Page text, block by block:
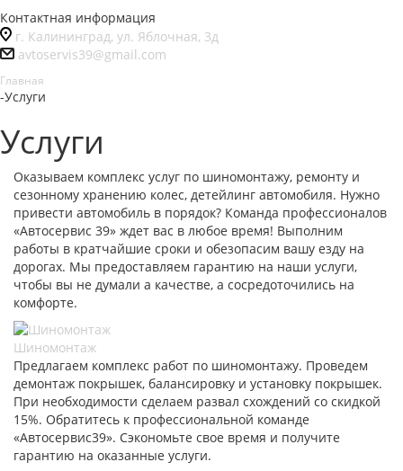
Контактная информация
г. Калининград, ул. Яблочная, 3д
avtoservis39@gmail.com
Главная
-Услуги
Услуги
Оказываем комплекс услуг по шиномонтажу, ремонту и
сезонному хранению колес, детейлинг автомобиля. Нужно
привести автомобиль в порядок? Команда профессионалов
«Автосервис 39» ждет вас в любое время! Выполним
работы в кратчайшие сроки и обезопасим вашу езду на
дорогах. Мы предоставляем гарантию на наши услуги,
чтобы вы не думали а качестве, а сосредоточились на
комфорте.
Шиномонтаж
Предлагаем комплекс работ по шиномонтажу. Проведем
демонтаж покрышек, балансировку и установку покрышек.
При необходимости сделаем развал схождений со скидкой
15%. Обратитесь к профессиональной команде
«Автосервис39». Сэкономьте свое время и получите
гарантию на оказанные услуги.